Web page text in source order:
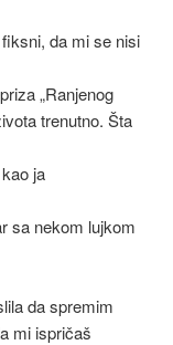
da mi se nisi
„Ranjenog
trenutno. Šta
ja
sa nekom lujkom
da spremim
mi ispričaš